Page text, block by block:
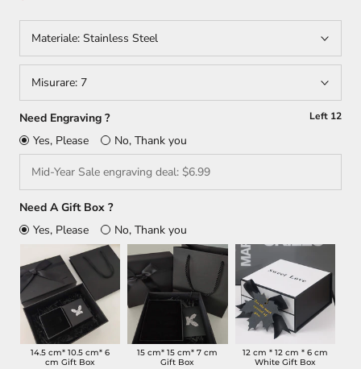
Materiale: Stainless Steel
Misurare: 7
Need Engraving ? Left 12
Yes, Please No, Thank you
Need A Gift Box ?
Yes, Please
No, Thank you
14.5 cm* 10.5 cm* 6
cm Gift Box
15 cm* 15 cm* 7 cm
Gift Box
12 cm * 12 cm * 6 cm
White Gift Box